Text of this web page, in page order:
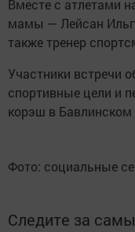
Вместе с атлетами
мамы — Лейсан
также тренер
Участники встречи
спортивные цели и
корэш в Бавлинском
Фото: социальные
Следите за